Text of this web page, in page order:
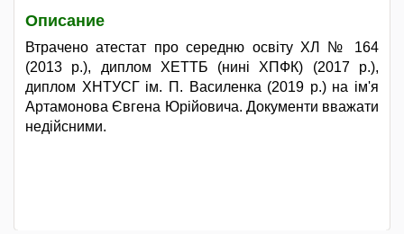
Описание
Втрачено атестат про середню освіту ХЛ № 164
(2013 р.), диплом ХЕТТБ (нині ХПФК) (2017 р.),
диплом ХНТУСГ ім. П. Василенка (2019 р.) на ім'я
Артамонова Євгена Юрійовича. Документи вважати
недійсними.